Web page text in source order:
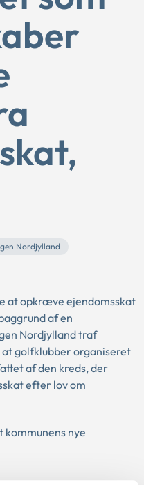
Nordjylland
at opkræve ejendomsskat
af en
Nordjylland traf
at golfklubber organiseret
af den kreds, der
efter lov om
nye